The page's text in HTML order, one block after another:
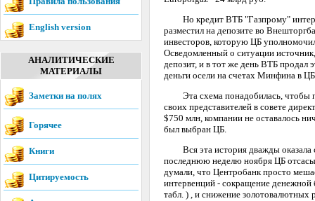
English version
АНАЛИТИЧЕСКИЕ
МАТЕРИАЛЫ
Заметки на полях
Горячее
Книги
Цитируемость
Но кредит ВТБ "Газпрому"
разместил на депозите во
инвесторов, которую ЦБ
Осведомленный о ситуации
депозит, и в тот же день ВТБ продал
деньги осели на счетах Минфина в
Эта схема понадобилась, чтобы
своих представителей в совете
$750 млн, компании не оставалось
был выбран ЦБ.
Вся эта история дважды оказала
последнюю неделю ноября ЦБ
думали, что Центробанк просто
интервенций - сокращение денежной
табл. ) , и снижение золотовалютных